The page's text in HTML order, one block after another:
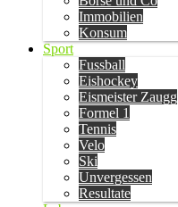
Immobilien
Konsum
Sport
Fussball
Eishockey
Eismeister Zaugg
Formel 1
Tennis
Velo
Ski
Unvergessen
Resultate